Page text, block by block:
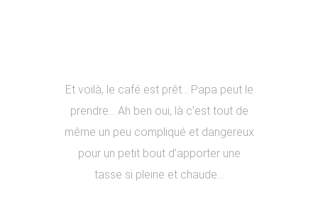
Et voilà, le café est prêt… Papa peut le
prendre… Ah ben oui, là c’est tout de
même un peu compliqué et dangereux
pour un petit bout d’apporter une
tasse si pleine et chaude…